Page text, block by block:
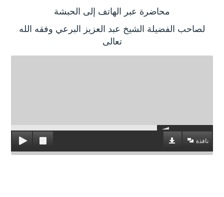
محاضرة عبر الهاتف إلى الحبشة
لصاحب الفضيلة الشيخ عبد العزيز البرعي وفقه الله
تعالى
نافذة